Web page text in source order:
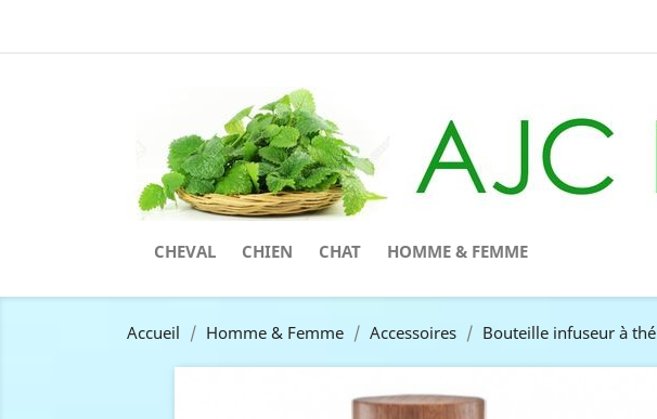
CHEVAL CHIEN CHAT HOMME & FEMME
Accueil Homme & Femme Accessoires Bouteille infuseur à thé